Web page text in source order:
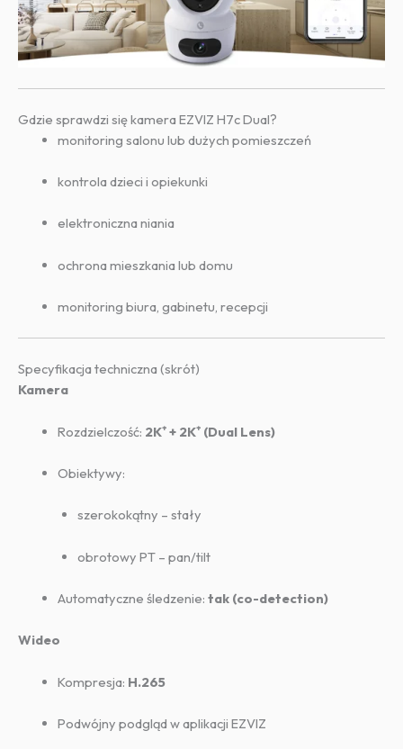
Gdzie sprawdzi się kamera EZVIZ H7c Dual?
monitoring salonu lub dużych pomieszczeń
kontrola dzieci i opiekunki
elektroniczna niania
ochrona mieszkania lub domu
monitoring biura, gabinetu, recepcji
Specyfikacja techniczna (skrót)
Kamera
Rozdzielczość: 2K⁺ + 2K⁺ (Dual Lens)
Obiektywy:
szerokokątny – stały
obrotowy PT – pan/tilt
Automatyczne śledzenie: tak (co-detection)
Wideo
Kompresja: H.265
Podwójny podgląd w aplikacji EZVIZ